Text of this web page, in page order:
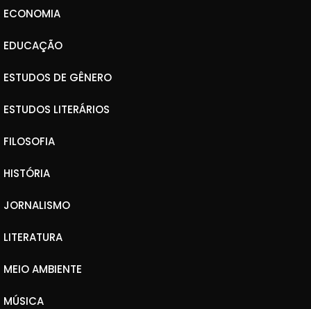
ECONOMIA
EDUCAÇÃO
ESTUDOS DE GÊNERO
ESTUDOS LITERÁRIOS
FILOSOFIA
HISTÓRIA
JORNALISMO
LITERATURA
MEIO AMBIENTE
MÚSICA